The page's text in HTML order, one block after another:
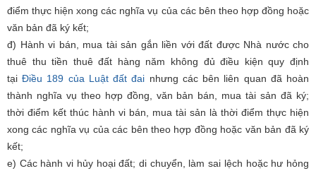
điểm thực hiện xong các nghĩa vụ của các bên theo hợp đồng hoặc
văn bản đã ký kết;
đ) Hành vi bán, mua tài sản gắn liền với đất được Nhà nước cho
thuê thu tiền thuê đất hàng năm không đủ điều kiện quy định
tạiĐiều 189 của Luật đất đai nhưng các bên liên quan đã hoàn
thành nghĩa vụ theo hợp đồng, văn bản bán, mua tài sản đã ký;
thời điểm kết thúc hành vi bán, mua tài sản là thời điểm thực hiện
xong các nghĩa vụ của các bên theo hợp đồng hoặc văn bản đã ký
kết;
e) Các hành vi hủy hoại đất; di chuyển, làm sai lệch hoặc hư hỏng